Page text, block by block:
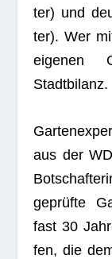
ter) und
ter). Wer
eige­nen
Stadtbilanz.
aus der
geprüfte
fast 30
fen, die